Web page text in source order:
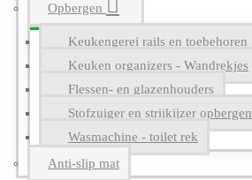
Opbergen
Keukengerei rails en toebehoren
Keuken organizers - Wandrekjes
Flessen- en glazenhouders
Stofzuiger en strijkijzer opbergen
Wasmachine - toilet rek
Anti-slip mat